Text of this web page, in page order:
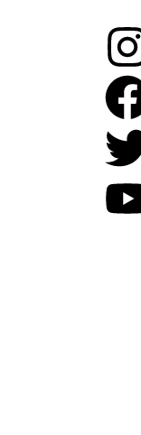
experiencias
inolvidables.